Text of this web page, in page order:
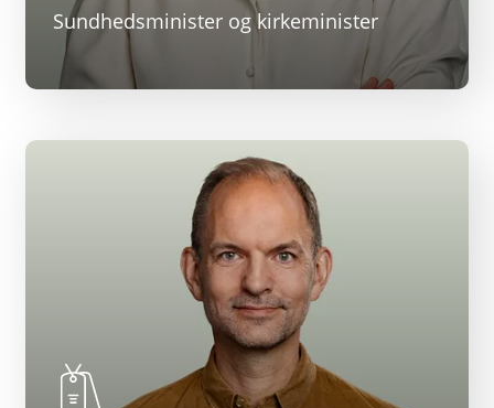
Sundhedsminister og kirkeminister